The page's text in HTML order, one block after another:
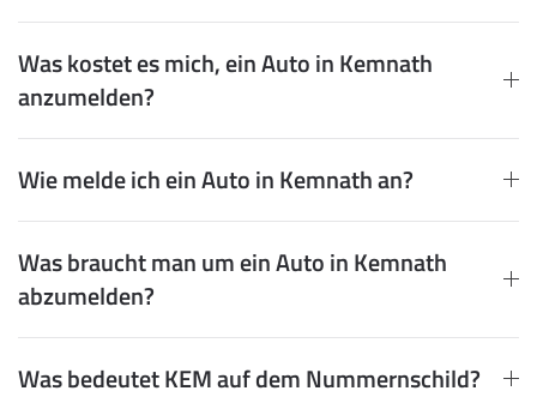
Was kostet es mich, ein Auto in Kemnath
anzumelden?
Wie melde ich ein Auto in Kemnath an?
Was braucht man um ein Auto in Kemnath
abzumelden?
Was bedeutet KEM auf dem Nummernschild?